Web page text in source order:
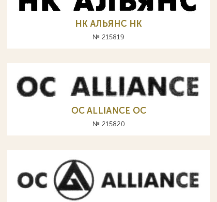
НК АЛЬЯНС HK
№ 215819
OC ALLIANCE ОС
№ 215820